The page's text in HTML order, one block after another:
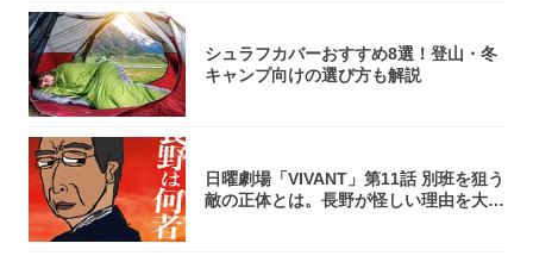
シュラフカバーおすすめ8選！登山・冬
キャンプ向けの選び方も解説
日曜劇場「VIVANT」第11話 別班を狙う
敵の正体とは。長野が怪しい理由を大